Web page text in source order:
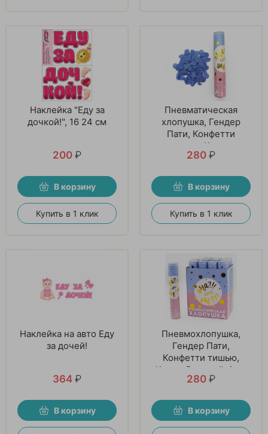
Наклейка "Еду за
дочкой!", 16 24 см
200 ₽
В корзину
Купить в 1 клик
Пневматическая
хлопушка, Гендер
Пати, Конфетти
тишью, Круги,
Голубой, 1 шт
280 ₽
В корзину
Купить в 1 клик
Наклейка на авто Еду
за дочей!
364 ₽
В корзину
Пневмохлопушка,
Гендер Пати,
Конфетти тишью,
Круги, Розовый, 1 шт
280 ₽
В корзину